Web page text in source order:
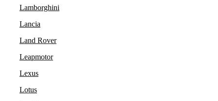
Lamborghini
Lancia
Land Rover
Leapmotor
Lexus
Lotus